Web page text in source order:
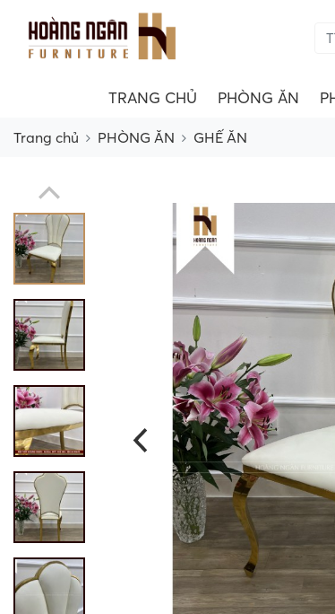
TRANG CHỦ PHÒNG ĂN
Trang chủ PHÒNG ĂN GHẾ ĂN